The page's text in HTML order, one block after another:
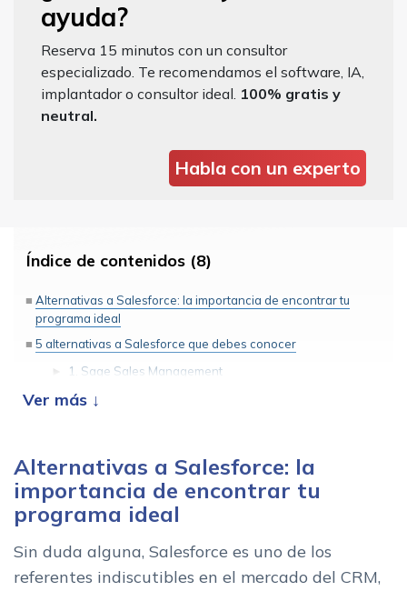
ayuda?
Reserva 15 minutos con un consultor
especializado. Te recomendamos el software, IA,
implantador o consultor ideal. 100% gratis y
neutral.
Habla con un experto
Índice de contenidos (8)
Alternativas a Salesforce: la importancia de encontrar tu
programa ideal
5 alternativas a Salesforce que debes conocer
1. Sage Sales Management
2. Zoho CRM
5. Microsoft Dynamics 365 Sales
¿Cual es la mejor alternativa a Salesforce para tu empresa?
Alternativas a Salesforce: la
importancia de encontrar tu
programa ideal
Sin duda alguna, Salesforce es uno de los
referentes indiscutibles en el mercado del CRM,